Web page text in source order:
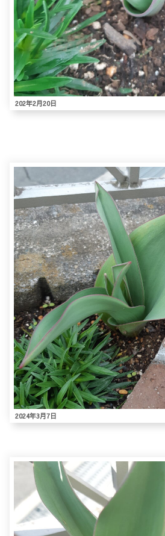
202年2月20日
2024年3月7日